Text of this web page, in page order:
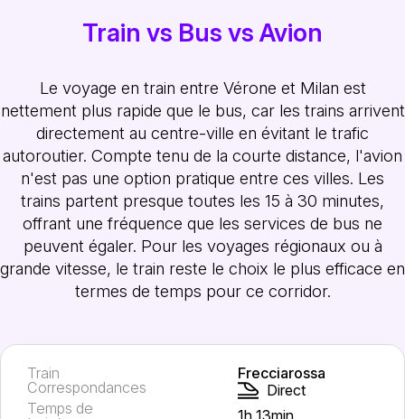
Train vs Bus vs Avion
Le voyage en train entre Vérone et Milan est
nettement plus rapide que le bus, car les trains arrivent
directement au centre-ville en évitant le trafic
autoroutier. Compte tenu de la courte distance, l'avion
n'est pas une option pratique entre ces villes. Les
trains partent presque toutes les 15 à 30 minutes,
offrant une fréquence que les services de bus ne
peuvent égaler. Pour les voyages régionaux ou à
grande vitesse, le train reste le choix le plus efficace en
termes de temps pour ce corridor.
Train
Frecciarossa
Correspondances
Direct
Temps de
1h 13min